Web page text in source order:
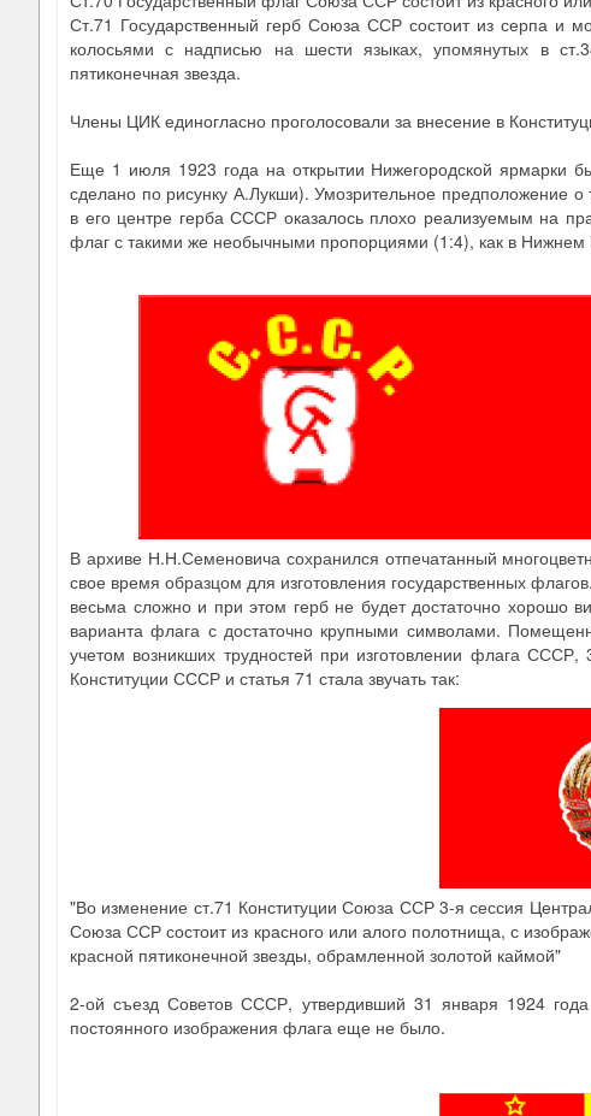
Ст.71 Государственный герб Союза ССР состоит из серпа
колосьями с надписью на шести языках, упомянутых в
пятиконечная звезда.
Члены ЦИК единогласно проголосовали за внесение в
Еще 1 июля 1923 года на открытии Нижегородской ярмарки
сделано по рисунку А.Лукши). Умозрительное
в его центре герба СССР оказалось плохо реализуемым на
флаг с такими же необычными пропорциями (1:4), как в Нижнем
В архиве Н.Н.Семеновича сохранился отпечатанный
свое время образцом для изготовления государственных
весьма сложно и при этом герб не будет достаточно хорошо
варианта флага с достаточно крупными символами.
учетом возникших трудностей при изготовлении флага
Конституции СССР и статья 71 стала звучать так:
"Во изменение ст.71 Конституции Союза ССР 3-я сессия
Союза ССР состоит из красного или алого полотнища, с
красной пятиконечной звезды, обрамленной золотой каймой"
2-ой съезд Советов СССР, утвердивший 31 января 1924
постоянного изображения флага еще не было.